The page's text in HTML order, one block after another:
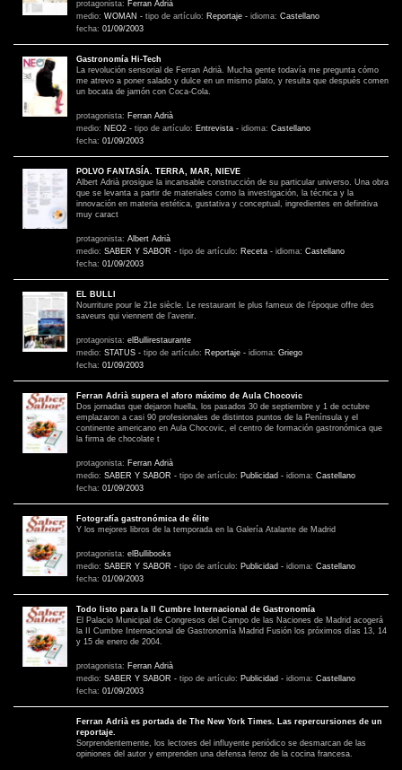
protagonista: Ferran Adrià
medio: WOMAN - tipo de artículo: Reportaje - idioma: Castellano
fecha: 01/09/2003
Gastronomía Hi-Tech
La revolución sensorial de Ferran Adrià. Mucha gente todavía me pregunta cómo
me atrevo a poner salado y dulce en un mismo plato, y resulta que después comen
un bocata de jamón con Coca-Cola.
protagonista: Ferran Adrià
medio: NEO2 - tipo de artículo: Entrevista - idioma: Castellano
fecha: 01/09/2003
POLVO FANTASÍA. TERRA, MAR, NIEVE
Albert Adrià prosigue la incansable construcción de su particular universo. Una obra
que se levanta a partir de materiales como la investigación, la técnica y la
innovación en materia estética, gustativa y conceptual, ingredientes en definitiva
muy caract
protagonista: Albert Adrià
medio: SABER Y SABOR - tipo de artículo: Receta - idioma: Castellano
fecha: 01/09/2003
EL BULLI
Nourriture pour le 21e siècle. Le restaurant le plus fameux de l’époque offre des
saveurs qui viennent de l’avenir.
protagonista: elBullirestaurante
medio: STATUS - tipo de artículo: Reportaje - idioma: Griego
fecha: 01/09/2003
Ferran Adrià supera el aforo máximo de Aula Chocovic
Dos jornadas que dejaron huella, los pasados 30 de septiembre y 1 de octubre
emplazaron a casi 90 profesionales de distintos puntos de la Península y el
continente americano en Aula Chocovic, el centro de formación gastronómica que
la firma de chocolate t
protagonista: Ferran Adrià
medio: SABER Y SABOR - tipo de artículo: Publicidad - idioma: Castellano
fecha: 01/09/2003
Fotografía gastronómica de élite
Y los mejores libros de la temporada en la Galería Atalante de Madrid
protagonista: elBullibooks
medio: SABER Y SABOR - tipo de artículo: Publicidad - idioma: Castellano
fecha: 01/09/2003
Todo listo para la II Cumbre Internacional de Gastronomía
El Palacio Municipal de Congresos del Campo de las Naciones de Madrid acogerá
la II Cumbre Internacional de Gastronomía Madrid Fusión los próximos días 13, 14
y 15 de enero de 2004.
protagonista: Ferran Adrià
medio: SABER Y SABOR - tipo de artículo: Publicidad - idioma: Castellano
fecha: 01/09/2003
Ferran Adrià es portada de The New York Times. Las repercursiones de un
reportaje.
Sorprendentemente, los lectores del influyente periódico se desmarcan de las
opiniones del autor y emprenden una defensa feroz de la cocina francesa.